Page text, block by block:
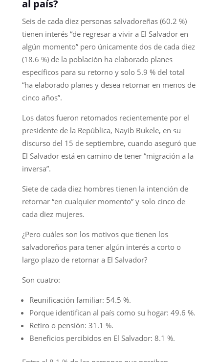
al país?
Seis de cada diez personas salvadoreñas (60.2 %)
tienen interés “de regresar a vivir a El Salvador en
algún momento” pero únicamente dos de cada diez
(18.6 %) de la población ha elaborado planes
específicos para su retorno y solo 5.9 % del total
“ha elaborado planes y desea retornar en menos de
cinco años”.
Los datos fueron retomados recientemente por el
presidente de la República, Nayib Bukele, en su
discurso del 15 de septiembre, cuando aseguró que
El Salvador está en camino de tener “migración a la
inversa”.
Siete de cada diez hombres tienen la intención de
retornar “en cualquier momento” y solo cinco de
cada diez mujeres.
¿Pero cuáles son los motivos que tienen los
salvadoreños para tener algún interés a corto o
largo plazo de retornar a El Salvador?
Son cuatro:
Reunificación familiar: 54.5 %.
Porque identifican al país como su hogar: 49.6 %.
Retiro o pensión: 31.1 %.
Beneficios percibidos en El Salvador: 8.1 %.